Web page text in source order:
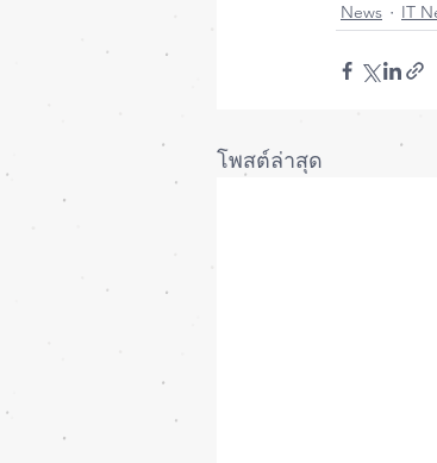
News IT
โพสต์ล่าสุด